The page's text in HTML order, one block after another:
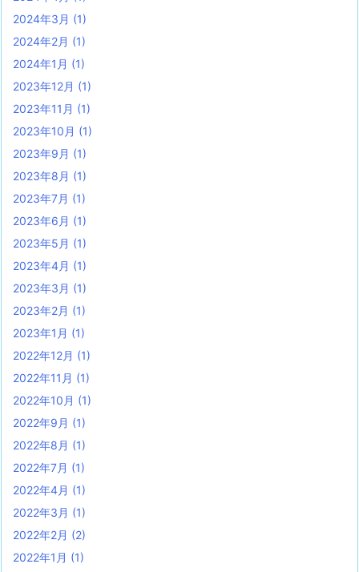
2024年3月 (1)
2024年2月 (1)
2024年1月 (1)
2023年12月 (1)
2023年11月 (1)
2023年10月 (1)
2023年9月 (1)
2023年8月 (1)
2023年7月 (1)
2023年6月 (1)
2023年5月 (1)
2023年4月 (1)
2023年3月 (1)
2023年2月 (1)
2023年1月 (1)
2022年12月 (1)
2022年11月 (1)
2022年10月 (1)
2022年9月 (1)
2022年8月 (1)
2022年7月 (1)
2022年4月 (1)
2022年3月 (1)
2022年2月 (2)
2022年1月 (1)